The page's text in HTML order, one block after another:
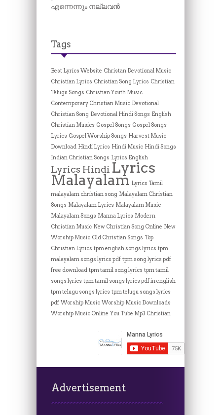
എന്നെന്നും നല്ലവൻ
Tags
Best Lyrics Website Christan Devotional Music
Christian Lyrics Christian Song Lyrics Christian
Telugu Songs Christian Youth Music
Contemporary Christian Music Devotional
Christian Song Devotional Hindi Songs English
Christian Musics Gospel Songs Gospel Songs
Lyrics Gospel Worship Songs Harvest Music
Download Hindi Lyrics Hindi Music Hindi Songs
Indian Christian Songs Lyrics English
Lyrics Hindi Lyrics
Malayalam Lyrics Tamil
malayalam christian song Malayalam Christian
Songs Malayalam Lyrics Malayalam Music
Malayalam Songs Manna Lyrics Modern
Christian Music New Christian Song Online New
Worship Music Old Christian Songs Top
Christian Lyrics tpm english songs lyrics tpm
malayalam songs lyrics pdf tpm song lyrics pdf
free download tpm tamil song lyrics tpm tamil
songs lyrics tpm tamil songs lyrics pdf in english
tpm telugu songs lyrics tpm telugu songs lyrics
pdf Worship Music Worship Music Downloads
Worship Music Online You Tube Mp3 Christian
Advertisement